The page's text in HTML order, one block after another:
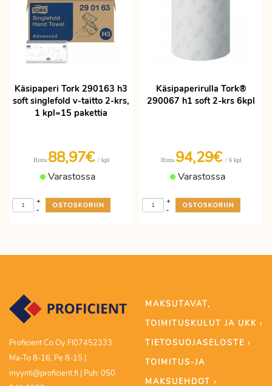
Käsipaperi Tork 290163 h3
soft singlefold v-taitto 2-krs,
1 kpl=15 pakettia
Hinta 88,97€ / kpl
Varastossa
-
+
Käsipaperirulla Tork®
290067 h1 soft 2-krs 6kpl
Hinta 94,29€ / 6 kpl
Varastossa
-
+
Proficient Co Oy FI07452333
Ma-To 8-16, Pe 8-15 |
myynti@proficient.fi | Puh: 050
MAKSUTAVAT,
TOIMITUSKULUT JA UKK ›
TIETOSUOJASELOSTE ›
TOIMITUS-JA
MAKSUEHDOT ›